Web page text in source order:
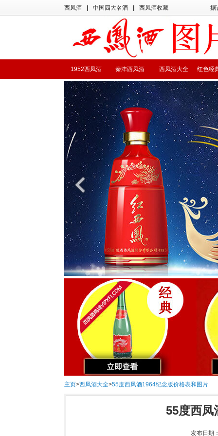
西凤酒 中国四大名酒 西凤酒收藏 据
红色经
西凤酒大全
秦沣西凤酒
1952西凤酒
主页>西凤酒大全>55度西凤酒1964纪念版价格表和图片
55度西凤
发布日期